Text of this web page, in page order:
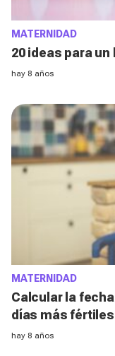
MATERNIDAD
20 ideas para
hay 8 años
MATERNIDAD
Calcular la
días más
hay 8 años